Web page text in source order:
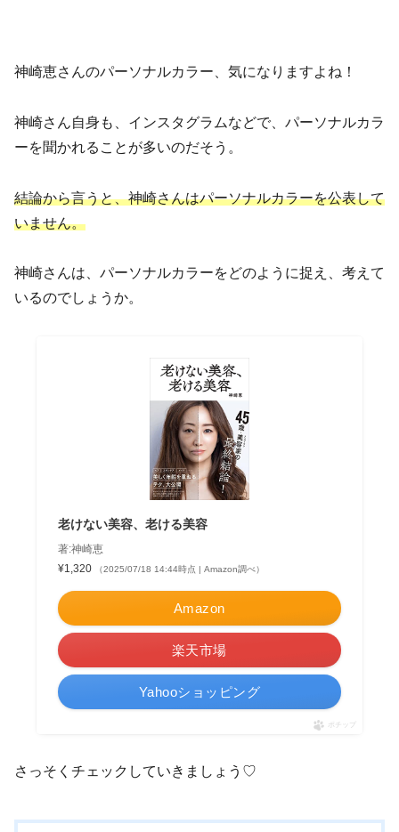
神崎恵さんのパーソナルカラー、気になりますよね！
神崎さん自身も、インスタグラムなどで、パーソナルカラ
ーを聞かれることが多いのだそう。
結論から言うと、神崎さんはパーソナルカラーを公表して
いません。
神崎さんは、パーソナルカラーをどのように捉え、考えて
いるのでしょうか。
老けない美容、老ける美容
著:神崎恵
¥1,320
（2025/07/18 14:44時点 | Amazon調べ）
Amazon
楽天市場
Yahooショッピング
ポチップ
さっそくチェックしていきましょう♡